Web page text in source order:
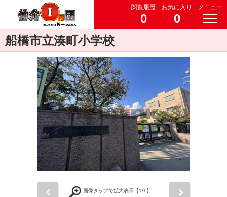
閲覧履歴
0
お気に入り
0
メニュー
船橋市立湊町小学校
画像タップで拡大表示【1/1】